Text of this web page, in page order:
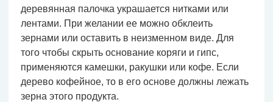
деревянная палочка украшается нитками или
лентами. При желании ее можно обклеить
зернами или оставить в неизменном виде. Для
того чтобы скрыть основание коряги и гипс,
применяются камешки, ракушки или кофе. Если
дерево кофейное, то в его основе должны лежать
зерна этого продукта.